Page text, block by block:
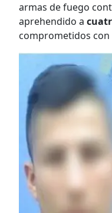
armas de fuego
aprehendido a
comprometidos